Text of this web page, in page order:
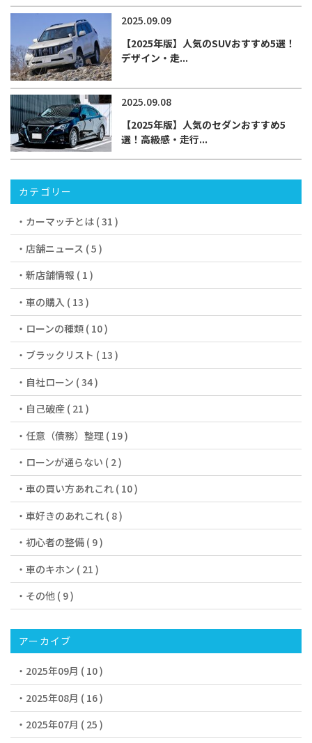
2025.09.09
【2025年版】人気のSUVおすすめ5選！
デザイン・走...
2025.09.08
【2025年版】人気のセダンおすすめ5
選！高級感・走行...
カテゴリー
カーマッチとは ( 31 )
店舗ニュース ( 5 )
新店舗情報 ( 1 )
車の購入 ( 13 )
ローンの種類 ( 10 )
ブラックリスト ( 13 )
自社ローン ( 34 )
自己破産 ( 21 )
任意（債務）整理 ( 19 )
ローンが通らない ( 2 )
車の買い方あれこれ ( 10 )
車好きのあれこれ ( 8 )
初心者の整備 ( 9 )
車のキホン ( 21 )
その他 ( 9 )
アーカイブ
2025年09月 ( 10 )
2025年08月 ( 16 )
2025年07月 ( 25 )